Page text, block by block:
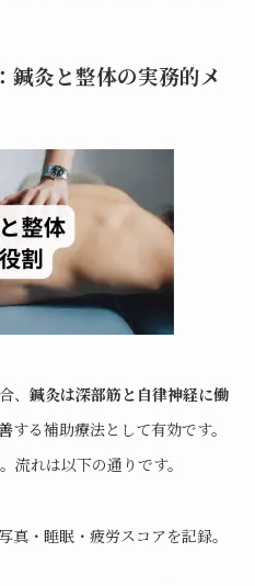
鍼灸と整体の実務的メ
、 鍼灸は深部筋と自律神経に働
する補助療法として有効です。
。流れは以下の通りです。
真・睡眠・疲労スコアを記録。